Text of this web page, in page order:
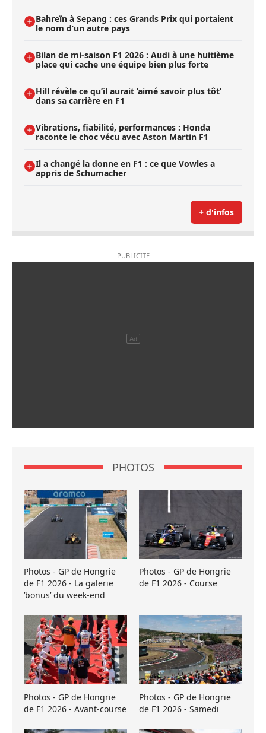
Bahreïn à Sepang : ces Grands Prix qui portaient
le nom d’un autre pays
Bilan de mi-saison F1 2026 : Audi à une huitième
place qui cache une équipe bien plus forte
Hill révèle ce qu’il aurait ’aimé savoir plus tôt’
dans sa carrière en F1
Vibrations, fiabilité, performances : Honda
raconte le choc vécu avec Aston Martin F1
Il a changé la donne en F1 : ce que Vowles a
appris de Schumacher
+ d'infos
PHOTOS
Photos - GP de Hongrie
de F1 2026 - La galerie
’bonus’ du week-end
Photos - GP de Hongrie
de F1 2026 - Course
Photos - GP de Hongrie
de F1 2026 - Avant-course
Photos - GP de Hongrie
de F1 2026 - Samedi